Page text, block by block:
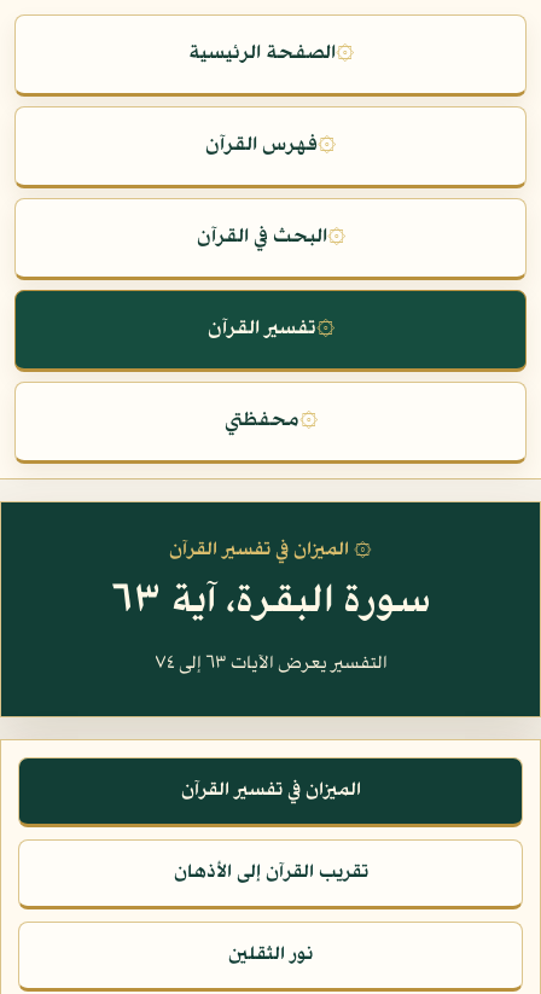
۞الصفحة الرئيسية
۞فهرس القرآن
۞البحث في القرآن
۞تفسير القرآن
۞محفظتي
۞ الميزان في تفسير القرآن
سورة البقرة، آية ٦٣
التفسير يعرض الآيات ٦٣ إلى ٧٤
الميزان في تفسير القرآن
تقريب القرآن إلى الأذهان
نور الثقلين